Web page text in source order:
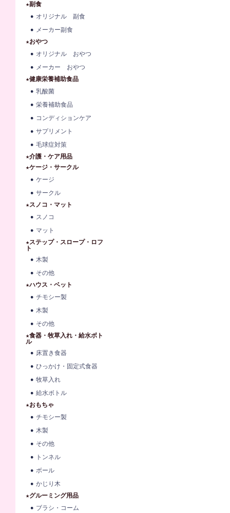
★副食
オリジナル 副食
メーカー副食
★おやつ
オリジナル おやつ
メーカー おやつ
★健康栄養補助食品
乳酸菌
栄養補助食品
コンディションケア
サプリメント
毛球症対策
★介護・ケア用品
★ケージ・サークル
ケージ
サークル
★スノコ・マット
スノコ
マット
★ステップ・スロープ・ロフ
ト
木製
その他
★ハウス・ベット
チモシー製
木製
その他
★食器・牧草入れ・給水ボト
ル
床置き食器
ひっかけ・固定式食器
牧草入れ
給水ボトル
★おもちゃ
チモシー製
木製
その他
トンネル
ボール
かじり木
★グルーミング用品
ブラシ・コーム